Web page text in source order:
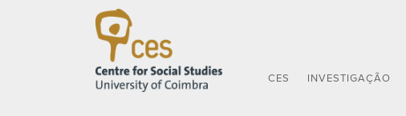
CES INVESTIGAÇÃO